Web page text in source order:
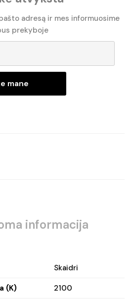
adresą ir mes informuosime
prekyboje
mane
informacija
Skaidri
(K) 2100